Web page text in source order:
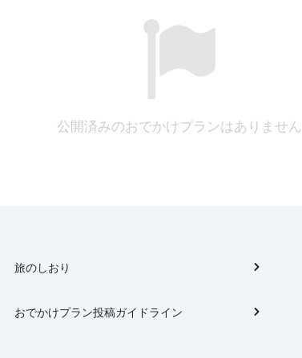
公開済みのおでかけプランはありません
旅のしおり
おでかけプラン投稿ガイドライン